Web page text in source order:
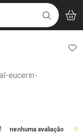
BUSCAR
nenhuma avaliação 0